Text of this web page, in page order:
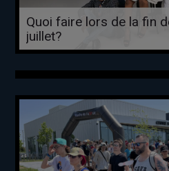
Quoi faire lors de la fin
juillet?